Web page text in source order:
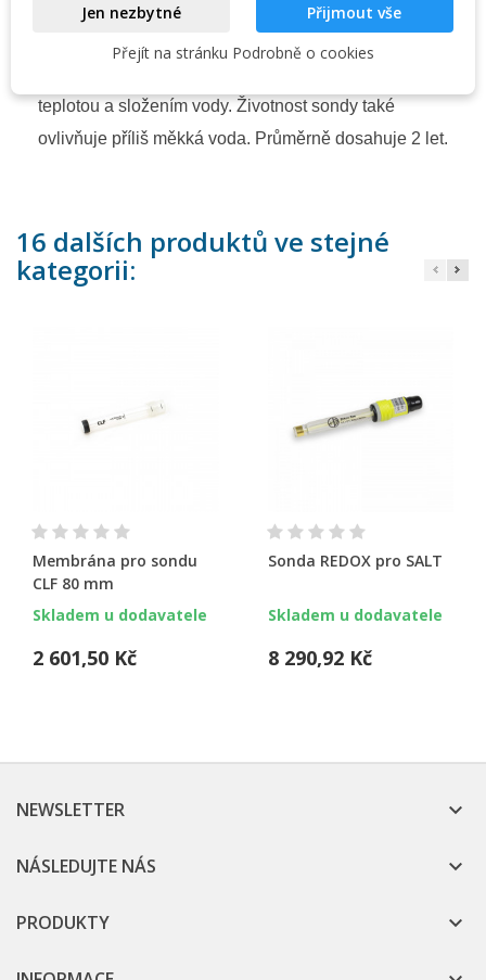
teplotou a složením vody. Životnost sondy také
ovlivňuje příliš měkká voda. Průměrně dosahuje 2 let.
16 dalších produktů ve stejné
kategorii:
Membrána pro sondu
CLF 80 mm
Skladem u dodavatele
2 601,50 Kč
Sonda REDOX pro SALT
Skladem u dodavatele
8 290,92 Kč
NEWSLETTER 
NÁSLEDUJTE NÁS 
PRODUKTY 
Jen nezbytné
Přijmout vše
Přejít na stránku Podrobně o cookies